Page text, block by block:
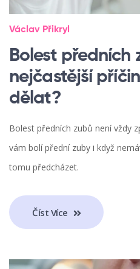
Václav Přikryl
Bolest předních
nejčastější
dělat?
Bolest předních zubů není vždy
vám bolí přední zuby i když
tomu předcházet.
Číst Více